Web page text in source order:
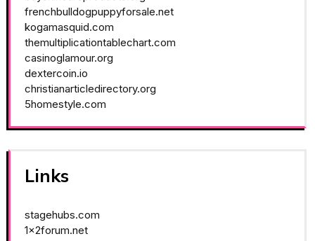
frenchbulldogpuppyforsale.net
kogamasquid.com
themultiplicationtablechart.com
casinoglamour.org
dextercoin.io
christianarticledirectory.org
5homestyle.com
Links
stagehubs.com
1x2forum.net